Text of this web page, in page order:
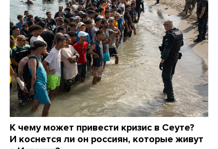
К чему может привести кризис в Сеуте?
И коснется ли он россиян, которые живут